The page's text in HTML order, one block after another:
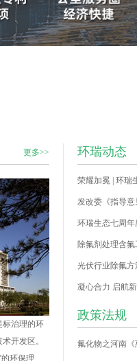
更多>>
标治理的环
开发区。
环保理
环瑞动态
荣耀加冕 | 环瑞
环瑞生态七周年
除氟剂处理含氟
光伏行业除氟
凝心合力 启航
政策法规